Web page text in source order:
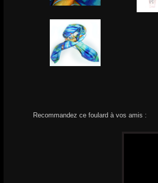
Recommandez ce foulard à vos amis :